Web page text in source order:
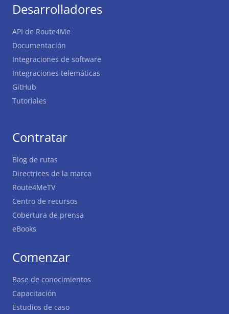
Comenzar
Base de conocimientos
Capacitación
Estudios de caso
Desarrolladores
API de Route4Me
Documentación
Integraciones de software
Integraciones telemáticas
GitHub
Tutoriales
Contratar
Blog de rutas
Directrices de la marca
Route4MeTV
Centro de recursos
Cobertura de prensa
eBooks